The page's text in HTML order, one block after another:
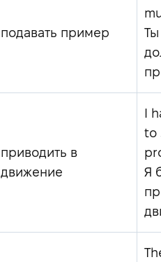
подавать пример
приводить в
движение
I
to
Я